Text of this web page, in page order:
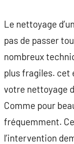
Le nettoyage
pas de passer
nombreux
plus fragiles. cet
votre nettoyage
Comme pour
fréquemment.
l’intervention